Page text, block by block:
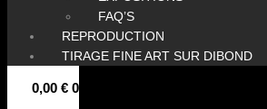
FAQ’S
REPRODUCTION
TIRAGE FINE ART SUR DIBOND
0,00 € 0